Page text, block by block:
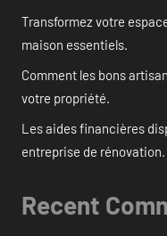
Transformez votre
maison essentiels.
Comment les bons
votre propriété.
Les aides financières
entreprise de rénovation.
Recent